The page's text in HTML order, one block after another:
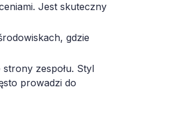
Jest skuteczny
gdzie
strony zespołu. Styl
prowadzi do